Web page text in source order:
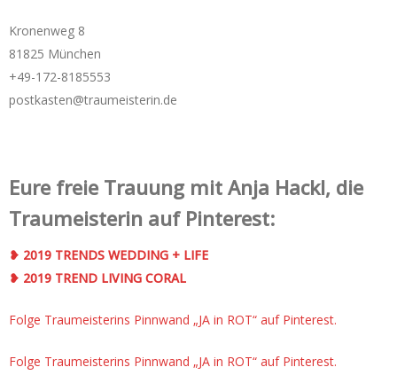
Kronenweg 8
81825 München
+49-172-­8185553
postkasten@traumeisterin.de
Eure freie Trauung mit Anja Hackl, die
Traumeisterin auf Pinterest:
❥ 2019 TRENDS WEDDING + LIFE
❥ 2019 TREND LIVING CORAL
Folge Traumeisterins Pinnwand „JA in ROT“ auf Pinterest.
Folge Traumeisterins Pinnwand „JA in ROT“ auf Pinterest.